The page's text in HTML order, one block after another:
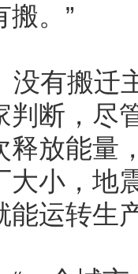
搬。”
没有搬迁
判断，尽
释放能量
大小，地
能运转生